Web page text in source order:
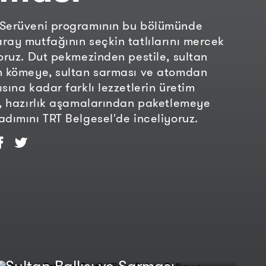
programının bu bölümünde
mutfağının seçkin tatlılarını mercek
Dut pekmezinden pestile, sultan
kömeye, sultan sarması ve atomdan
kadar farklı lezzetlerin üretim
aşamalarından paketlemeye
TRT Belgesel'de inceliyoruz.